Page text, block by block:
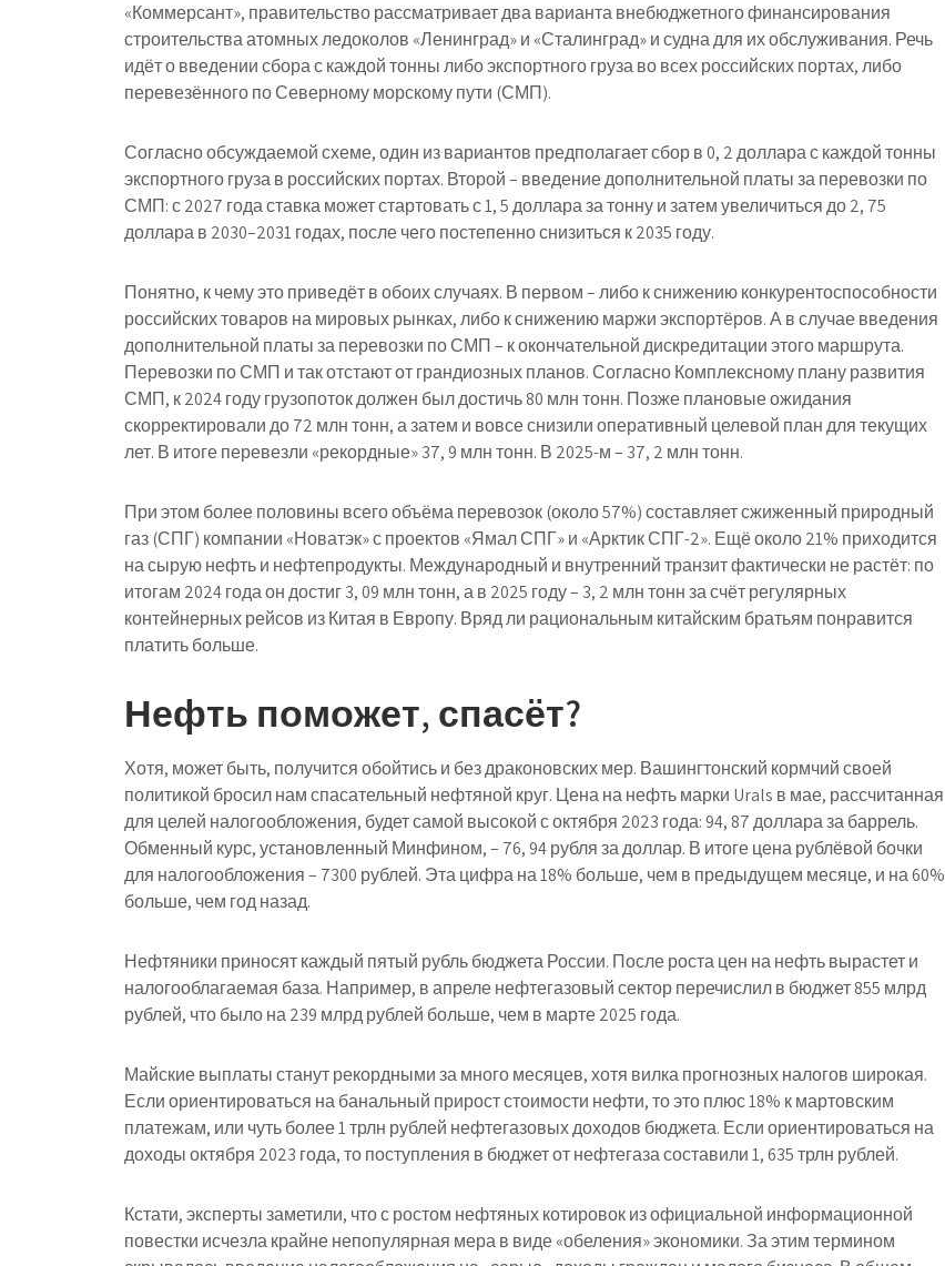
«Коммерсант», правительство рассматривает два варианта внебюджетного финансирования
строительства атомных ледоколов «Ленинград» и «Сталинград» и судна для их обслуживания. Речь
идёт о введении сбора с каждой тонны либо экспортного груза во всех российских портах, либо
перевезённого по Северному морскому пути (СМП).
Согласно обсуждаемой схеме, один из вариантов предполагает сбор в 0, 2 доллара с каждой тонны
экспортного груза в российских портах. Второй – введение дополнительной платы за перевозки по
СМП: с 2027 года ставка может стартовать с 1, 5 доллара за тонну и затем увеличиться до 2, 75
доллара в 2030–2031 годах, после чего постепенно снизиться к 2035 году.
Понятно, к чему это приведёт в обоих случаях. В первом – либо к снижению конкурентоспособности
российских товаров на мировых рынках, либо к снижению маржи экспортёров. А в случае введения
дополнительной платы за перевозки по СМП – к окончательной дискредитации этого маршрута.
Перевозки по СМП и так отстают от грандиозных планов. Согласно Комплексному плану развития
СМП, к 2024 году грузопоток должен был достичь 80 млн тонн. Позже плановые ожидания
скорректировали до 72 млн тонн, а затем и вовсе снизили оперативный целевой план для текущих
лет. В итоге перевезли «рекордные» 37, 9 млн тонн. В 2025-м – 37, 2 млн тонн.
При этом более половины всего объёма перевозок (около 57%) составляет сжиженный природный
газ (СПГ) компании «Новатэк» с проектов «Ямал СПГ» и «Арктик СПГ-2». Ещё около 21% приходится
на сырую нефть и нефтепродукты. Международный и внутренний транзит фактически не растёт: по
итогам 2024 года он достиг 3, 09 млн тонн, а в 2025 году – 3, 2 млн тонн за счёт регулярных
контейнерных рейсов из Китая в Европу. Вряд ли рациональным китайским братьям понравится
платить больше.
Нефть поможет, спасёт?
Хотя, может быть, получится обойтись и без драконовских мер. Вашингтонский кормчий своей
политикой бросил нам спасательный нефтяной круг. Цена на нефть марки Urals в мае, рассчитанная
для целей налогообложения, будет самой высокой с октября 2023 года: 94, 87 доллара за баррель.
Обменный курс, установленный Минфином, – 76, 94 рубля за доллар. В итоге цена рублёвой бочки
для налогообложения – 7300 рублей. Эта цифра на 18% больше, чем в предыдущем месяце, и на 60%
больше, чем год назад.
Нефтяники приносят каждый пятый рубль бюджета России. После роста цен на нефть вырастет и
налогооблагаемая база. Например, в апреле нефтегазовый сектор перечислил в бюджет 855 млрд
рублей, что было на 239 млрд рублей больше, чем в марте 2025 года.
Майские выплаты станут рекордными за много месяцев, хотя вилка прогнозных налогов широкая.
Если ориентироваться на банальный прирост стоимости нефти, то это плюс 18% к мартовским
платежам, или чуть более 1 трлн рублей нефтегазовых доходов бюджета. Если ориентироваться на
доходы октября 2023 года, то поступления в бюджет от нефтегаза составили 1, 635 трлн рублей.
Кстати, эксперты заметили, что с ростом нефтяных котировок из официальной информационной
повестки исчезла крайне непопулярная мера в виде «обеления» экономики. За этим термином